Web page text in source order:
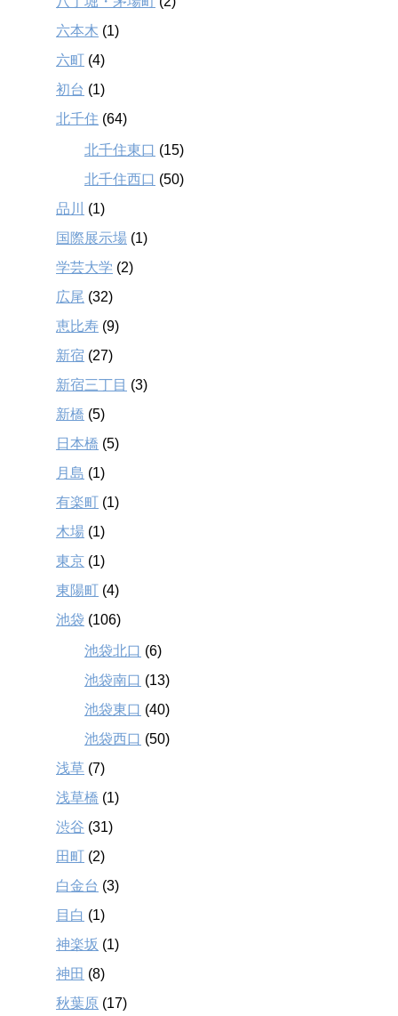
六本木 (1)
六町 (4)
初台 (1)
北千住 (64)
北千住東口 (15)
北千住西口 (50)
品川
(1)
国際展示場 (1)
学芸大学 (2)
広尾 (32)
恵比寿 (9)
新宿 (27)
新宿三丁目 (3)
新橋 (5)
日本橋 (5)
月島 (1)
有楽町 (1)
木場 (1)
東京 (1)
東陽町 (4)
池袋 (106)
池袋北口 (6)
池袋南口 (13)
池袋東口 (40)
池袋西口 (50)
浅草 (7)
浅草橋 (1)
渋谷 (31)
田町 (2)
白金台 (3)
目白 (1)
神楽坂 (1)
神田 (8)
秋葉原 (17)